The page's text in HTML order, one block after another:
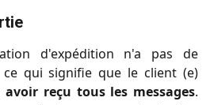
d'expédition n'a pas de
qui signifie que le client (e)
reçu tous les messages.